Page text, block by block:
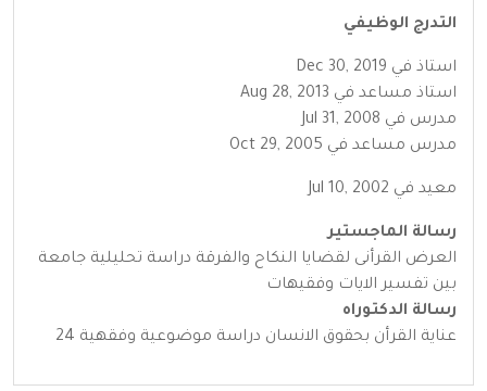
التدرج الوظيفي
استاذ في Dec 30, 2019
استاذ مساعد في Aug 28, 2013
مدرس في Jul 31, 2008
مدرس مساعد في Oct 29, 2005
معيد في Jul 10, 2002
رسالة الماجستير
العرض القرأنى لقضايا النكاح والفرقة دراسة تحليلية جامعة
بين تفسير الايات وفقيهات
رسالة الدكتوراه
عناية القرأن بحقوق الانسان دراسة موضوعية وفقهية 24